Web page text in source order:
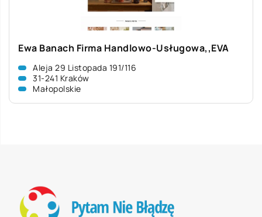
Ewa Banach Firma Handlowo-Usługowa,,EVA
Aleja 29 Listopada 191/116
31-241 Kraków
Małopolskie